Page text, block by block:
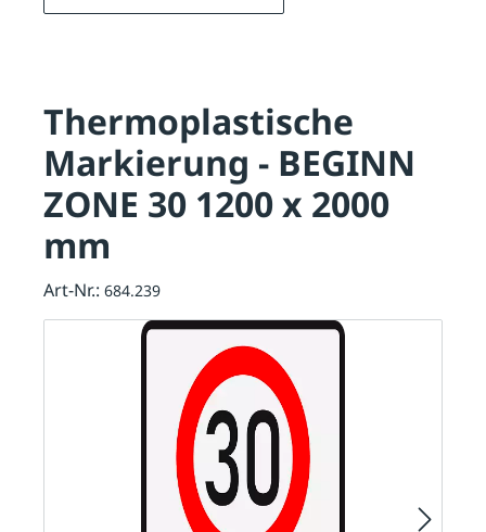
Thermoplastische
Markierung - BEGINN
ZONE 30 1200 x 2000
mm
Art-Nr.: 684.239